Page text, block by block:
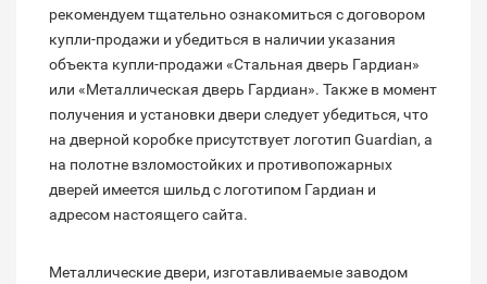
рекомендуем тщательно ознакомиться с договором
купли-продажи и убедиться в наличии указания
объекта купли-продажи «Стальная дверь Гардиан»
или «Металлическая дверь Гардиан». Также в момент
получения и установки двери следует убедиться, что
на дверной коробке присутствует логотип Guardian, а
на полотне взломостойких и противопожарных
дверей имеется шильд с логотипом Гардиан и
адресом настоящего сайта.
Металлические двери, изготавливаемые заводом